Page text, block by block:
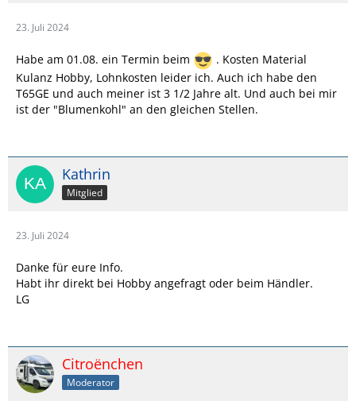
23. Juli 2024
Habe am 01.08. ein Termin beim
. Kosten Material
Kulanz Hobby, Lohnkosten leider ich. Auch ich habe den
T65GE und auch meiner ist 3 1/2 Jahre alt. Und auch bei mir
ist der "Blumenkohl" an den gleichen Stellen.
Kathrin
Mitglied
23. Juli 2024
Danke für eure Info.
Habt ihr direkt bei Hobby angefragt oder beim Händler.
LG
Citroënchen
Moderator